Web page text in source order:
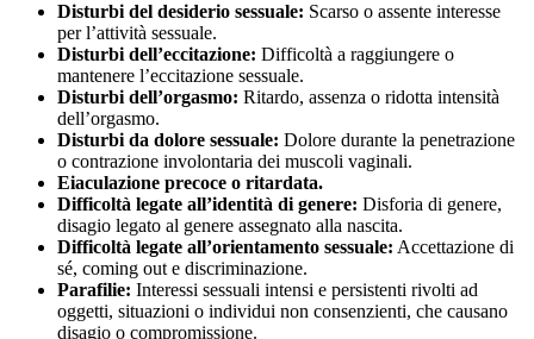
Disturbi del desiderio sessuale: Scarso o assente interesse
per l’attività sessuale.
Disturbi dell’eccitazione: Difficoltà a raggiungere o
mantenere l’eccitazione sessuale.
Disturbi dell’orgasmo: Ritardo, assenza o ridotta intensità
dell’orgasmo.
Disturbi da dolore sessuale: Dolore durante la penetrazione
o contrazione involontaria dei muscoli vaginali.
Eiaculazione precoce o ritardata.
Difficoltà legate all’identità di genere: Disforia di genere,
disagio legato al genere assegnato alla nascita.
Difficoltà legate all’orientamento sessuale: Accettazione di
sé, coming out e discriminazione.
Parafilie: Interessi sessuali intensi e persistenti rivolti ad
oggetti, situazioni o individui non consenzienti, che causano
disagio o compromissione.